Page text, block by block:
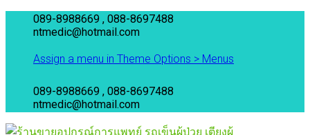
089-8988669 , 088-8697488
ntmedic@hotmail.com
Assign a menu in Theme Options > Menus
089-8988669 , 088-8697488
ntmedic@hotmail.com